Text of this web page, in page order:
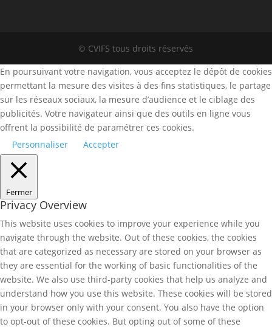
© CVIFS tous droits réservés
En poursuivant votre navigation, vous acceptez le dépôt de cookies
permettant la mesure des visites à des fins statistiques, le partage
sur les réseaux sociaux, la mesure d’audience et le ciblage des
publicités. Votre navigateur ainsi que des outils en ligne vous
offrent la possibilité de paramétrer ces cookies.
Personnaliser
Accepter
Fermer
Privacy Overview
This website uses cookies to improve your experience while you
navigate through the website. Out of these cookies, the cookies
that are categorized as necessary are stored on your browser as
they are essential for the working of basic functionalities of the
website. We also use third-party cookies that help us analyze and
understand how you use this website. These cookies will be stored
in your browser only with your consent. You also have the option
to opt-out of these cookies. But opting out of some of these